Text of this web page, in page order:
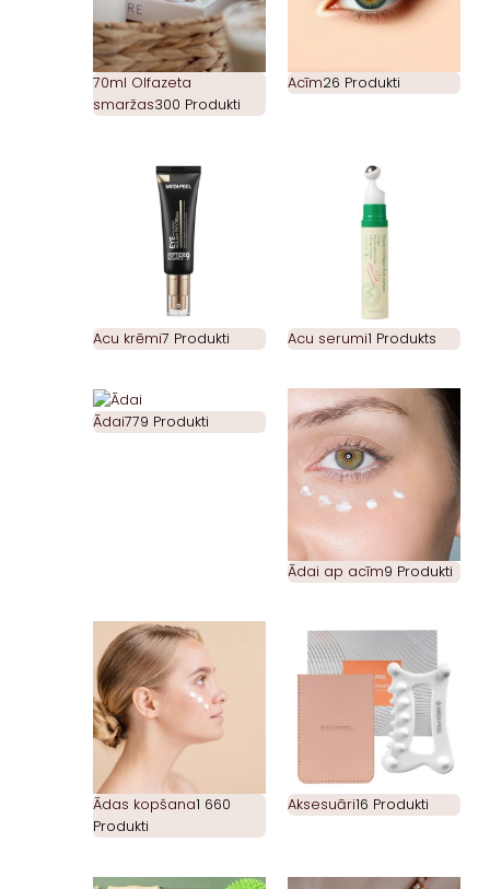
70ml Olfazeta
smaržas300 Produkti
Acīm26 Produkti
Acu krēmi7 Produkti Acu serumi1 Produkts
Ādai779 Produkti
Ādai ap acīm9 Produkti
Ādas kopšana1 660
Produkti
Aksesuāri16 Produkti